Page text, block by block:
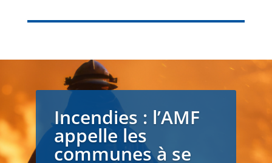
Incendies : l’AMF
appelle les
communes à se